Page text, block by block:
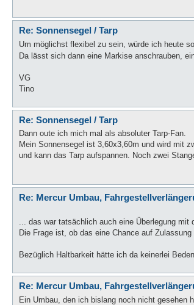
Re: Sonnensegel / Tarp
Um möglichst flexibel zu sein, würde ich heute
Da lässt sich dann eine Markise anschrauben,
VG
Tino
Re: Sonnensegel / Tarp
Dann oute ich mich mal als absoluter Tarp-Fan.
Mein Sonnensegel ist 3,60x3,60m und wird mit
und kann das Tarp aufspannen. Noch zwei
Re: Mercur Umbau,
... das war tatsächlich auch eine Überlegung mit
Die Frage ist, ob das eine Chance auf
Bezüglich Haltbarkeit hätte ich da keinerlei
Re: Mercur Umbau,
Ein Umbau, den ich bislang noch nicht gesehen